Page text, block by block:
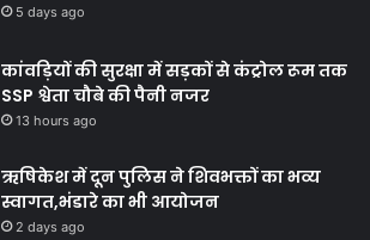
5 days ago
कांवड़ियों की सुरक्षा में सड़कों से कंट्रोल रूम तक
SSP श्वेता चौबे की पैनी नजर
13 hours ago
ऋषिकेश में दून पुलिस ने शिवभक्तों का भव्य
स्वागत,भंडारे का भी आयोजन
2 days ago